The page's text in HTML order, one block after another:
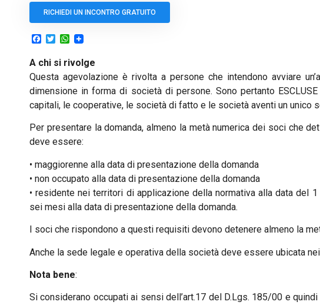
RICHIEDI UN INCONTRO GRATUITO
Facebook
TwitterWhatsApp
A chi si rivolge
Questa agevolazione è rivolta a persone che intendono avviare
dimensione in forma di società di persone. Sono pertanto
capitali, le cooperative, le società di fatto e le società aventi un unico
Per presentare la domanda, almeno la metà numerica dei soci che
deve essere:
• maggiorenne alla data di presentazione della domanda
• non occupato alla data di presentazione della domanda
• residente nei territori di applicazione della normativa alla data del
sei mesi alla data di presentazione della domanda.
I soci che rispondono a questi requisiti devono detenere almeno la
Anche la sede legale e operativa della società deve essere ubicata
Nota bene:
Si considerano occupati ai sensi dell’art.17 del D.Lgs. 185/00 e